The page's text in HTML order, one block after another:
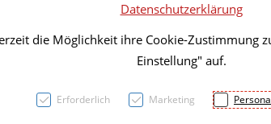
Datenschutzerklärung
die Möglichkeit ihre Cookie-Zustimmung
Einstellung" auf.
Erforderlich Marketing